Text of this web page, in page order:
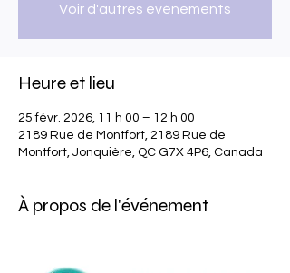
Voir d'autres événements
Heure et lieu
25 févr. 2026, 11 h 00 – 12 h 00
2189 Rue de Montfort, 2189 Rue de
Montfort, Jonquière, QC G7X 4P6, Canada
À propos de l'événement